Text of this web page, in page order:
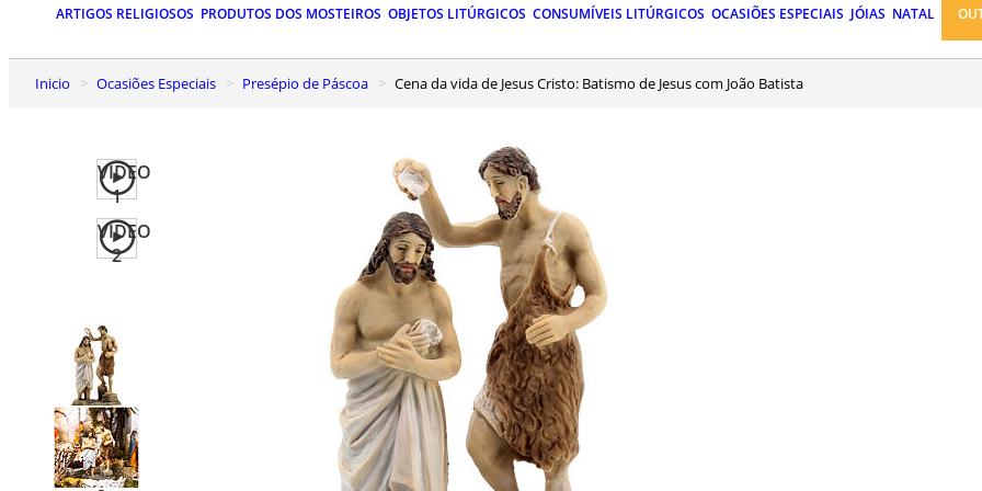
ARTIGOS RELIGIOSOS PRODUTOS DOS MOSTEIROS OBJETOS LITÚRGICOS CONSUMÍVEIS LITÚRGICOS OCASIÕES ESPECIAIS JÓIAS NATAL
Inicio Ocasiões Especiais Presépio de Páscoa Cena da vida de Jesus Cristo: Batismo de Jesus com João Batista
VIDEO
1
VIDEO
2